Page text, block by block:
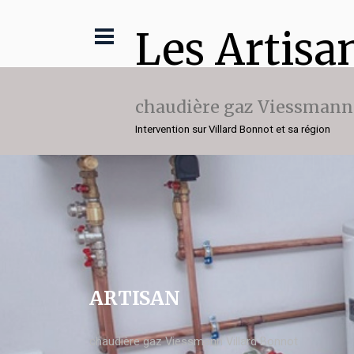
Les
chaudière gaz Viessmann
Intervention sur Villard Bonnot et sa région
ARTISAN
chaudière gaz Viessmann Villard Bonnot